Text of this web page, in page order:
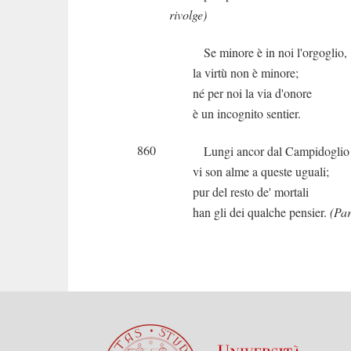
rivolge)
Se minore è in noi l'orgoglio,
la virtù non è minore;
né per noi la via d'onore
è un incognito sentier.
860
Lungi ancor dal Campidoglio
vi son alme a queste uguali;
pur del resto de' mortali
han gli dei qualche pensier.